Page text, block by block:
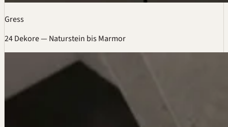
Gress
24 Dekore — Naturstein bis Marmor